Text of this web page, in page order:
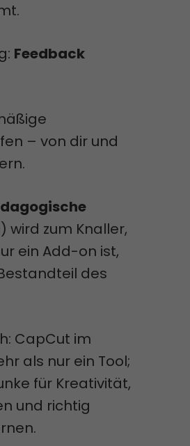
Feedback
– von dir und
) wird zum Knaller,
ein Add-on ist,
des
CapCut im
als nur ein Tool;
für Kreativität,
und richtig